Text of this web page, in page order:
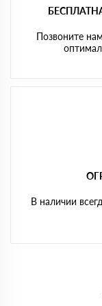
Позвоните
В наличии